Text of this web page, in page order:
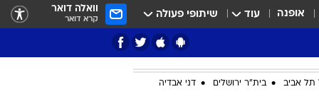
אופנה עוד שיתופי פעולה וואלה דואר
קרא דואר
תל אביב בית"ר ירושלים דני אבדיה